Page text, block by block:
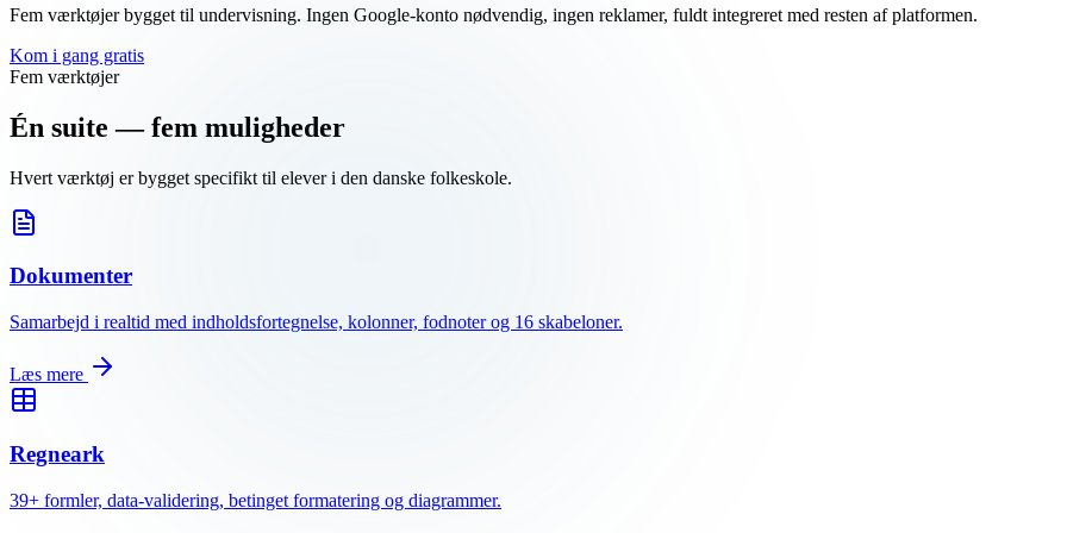
Fem værktøjer bygget til undervisning. Ingen Google-konto nødvendig, ingen reklamer, fuldt integreret med resten af platformen.
Kom i gang gratis
Fem værktøjer
Én suite — fem muligheder
Hvert værktøj er bygget specifikt til elever i den danske folkeskole.
Dokumenter
Samarbejd i realtid med indholdsfortegnelse, kolonner, fodnoter og 16 skabeloner.
Læs mere
Regneark
39+ formler, data-validering, betinget formatering og diagrammer.